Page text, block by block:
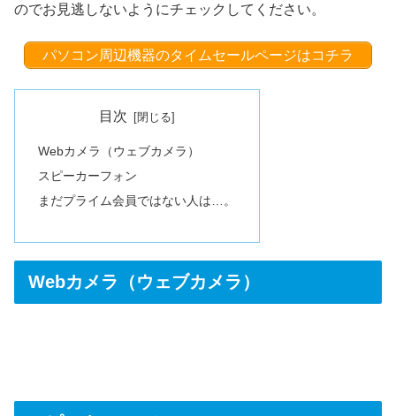
のでお見逃しないようにチェックしてください。
パソコン周辺機器のタイムセールページはコチラ
目次
Webカメラ（ウェブカメラ）
スピーカーフォン
まだプライム会員ではない人は…。
Webカメラ（ウェブカメラ）